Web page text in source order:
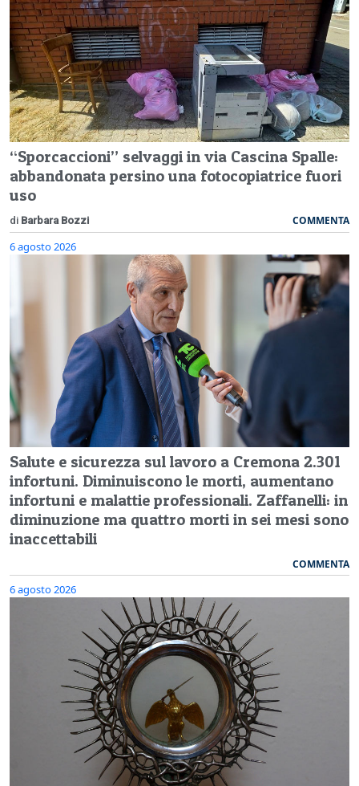
“Sporcaccioni” selvaggi in via Cascina Spalle:
abbandonata persino una fotocopiatrice fuori
uso
di Barbara Bozzi COMMENTA
6 agosto 2026
Salute e sicurezza sul lavoro a Cremona 2.301
infortuni. Diminuiscono le morti, aumentano
infortuni e malattie professionali. Zaffanelli: in
diminuzione ma quattro morti in sei mesi sono
inaccettabili
COMMENTA
6 agosto 2026